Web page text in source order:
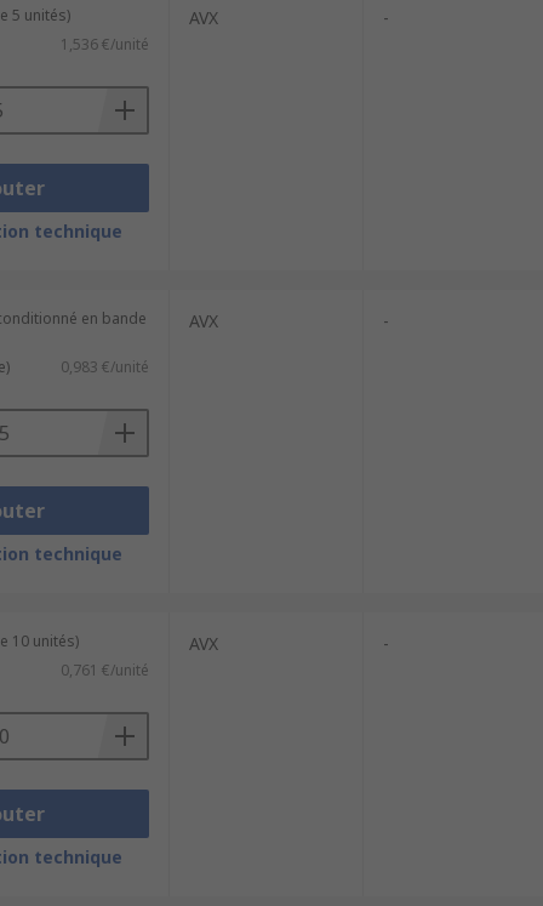
5 unités)
1,536 €/unité
technique
AVX -
en bande
0,983 €/unité
technique
AVX -
10 unités)
0,761 €/unité
technique
AVX -